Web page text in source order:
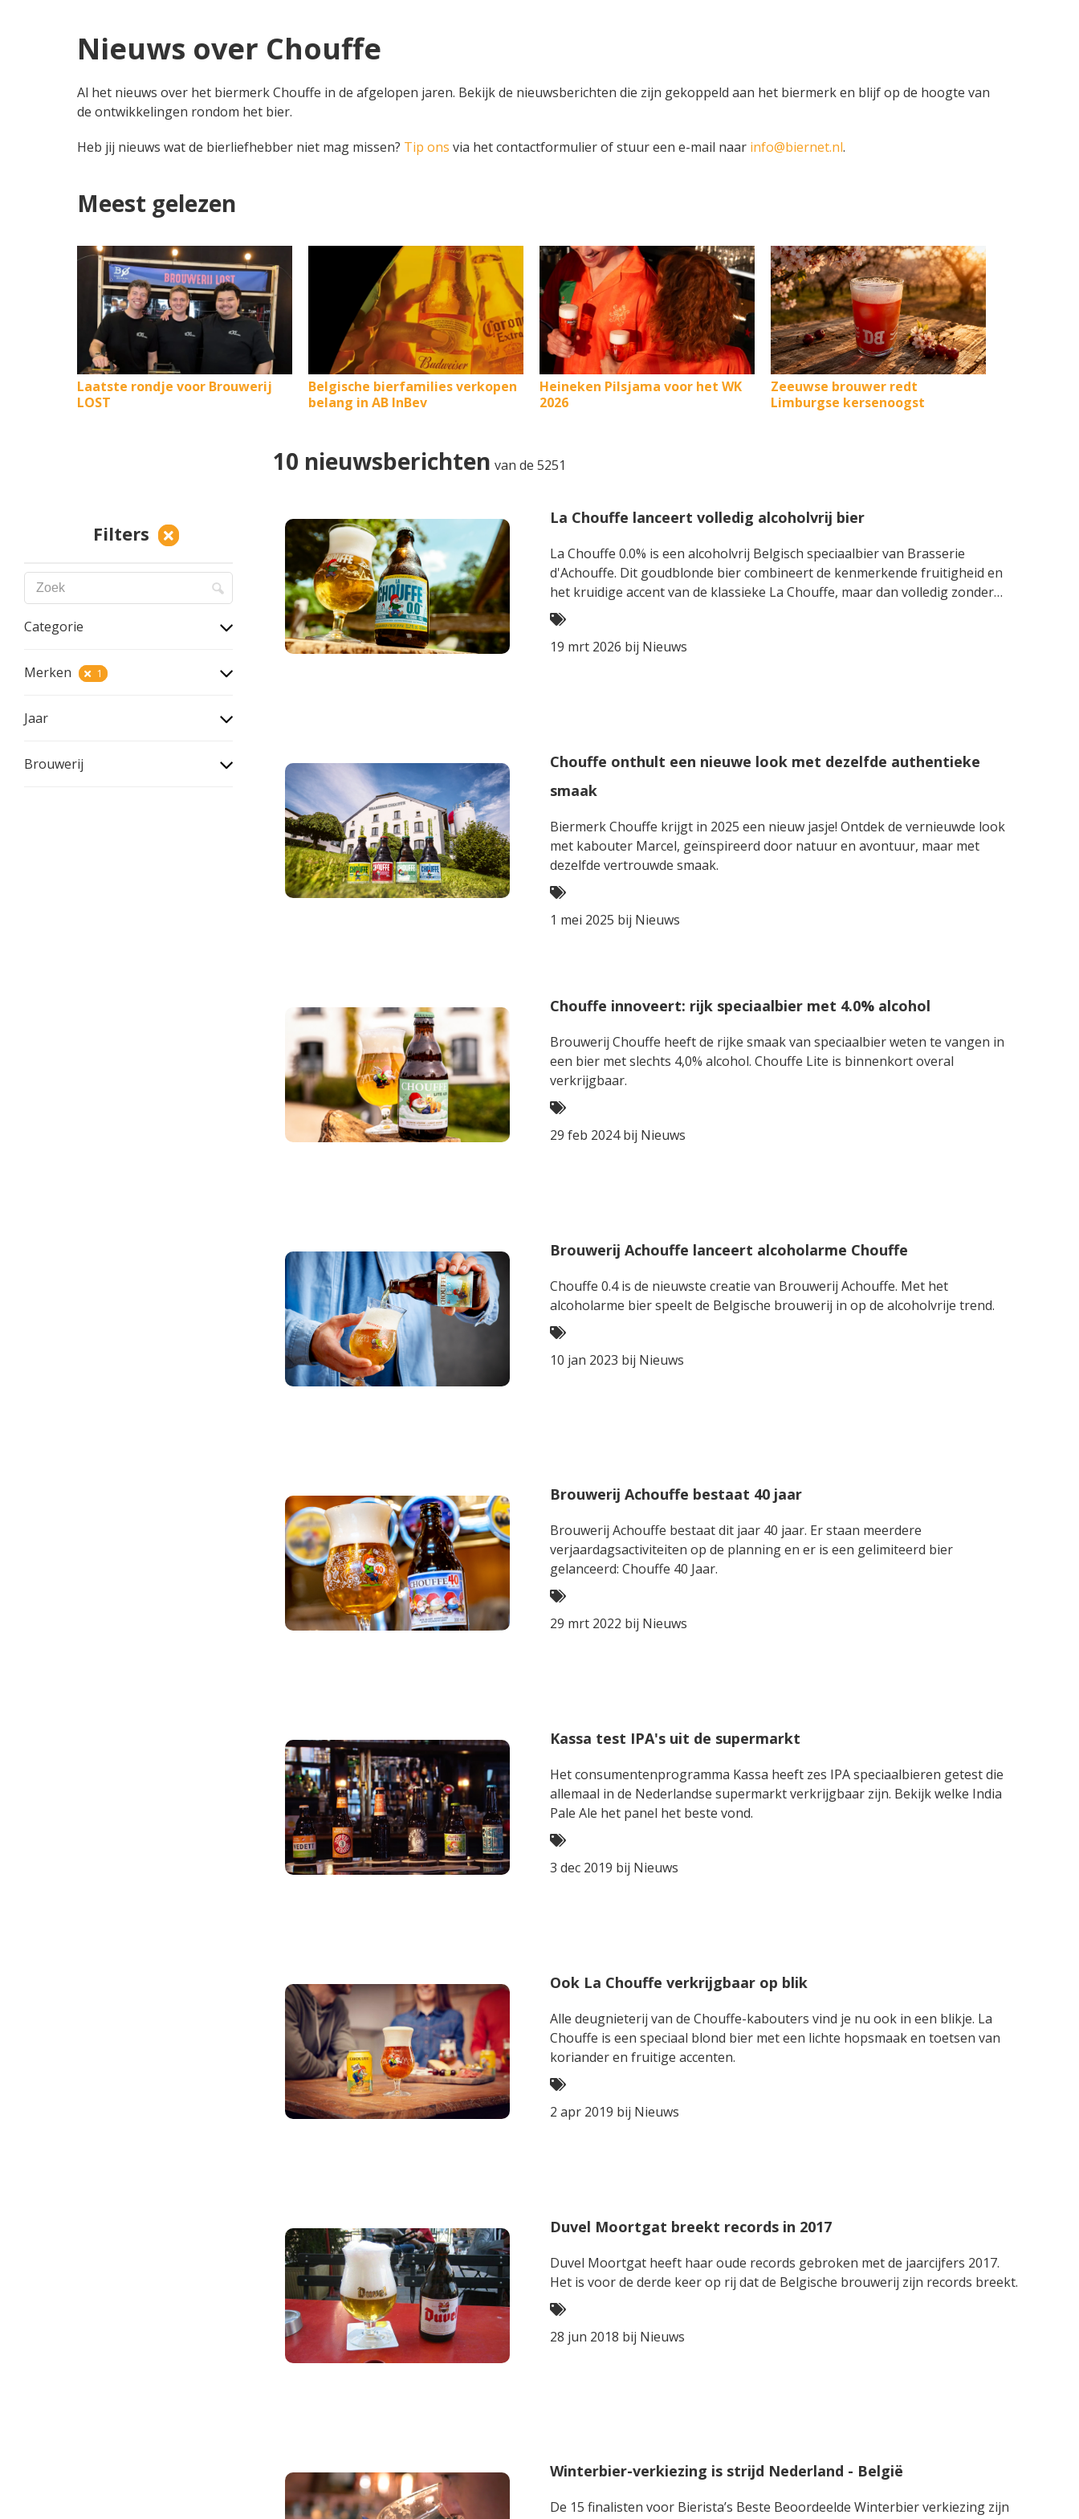
Nieuws over Chouffe
Al het nieuws over het biermerk Chouffe in de afgelopen jaren. Bekijk de nieuwsberichten die zijn gekoppeld aan het biermerk en blijf op de hoogte van
de ontwikkelingen rondom het bier.
Heb jij nieuws wat de bierliefhebber niet mag missen? Tip ons via het contactformulier of stuur een e-mail naar info@biernet.nl.
Meest gelezen
Laatste rondje voor Brouwerij
LOST
Belgische bierfamilies verkopen
belang in AB InBev
Heineken Pilsjama voor het WK
2026
Zeeuwse brouwer redt
Limburgse kersenoogst
Filters
Categorie
Merken 1
Jaar
Brouwerij
10 nieuwsberichten van de 5251
La Chouffe lanceert volledig alcoholvrij bier
La Chouffe 0.0% is een alcoholvrij Belgisch speciaalbier van Brasserie
d'Achouffe. Dit goudblonde bier combineert de kenmerkende fruitigheid en
het kruidige accent van de klassieke La Chouffe, maar dan volledig zonder
alcohol. Fris, verfrissend en met een zachte bitterheid die alles in balans
brengt.
19 mrt 2026 bij Nieuws
Chouffe onthult een nieuwe look met dezelfde authentieke
smaak
Biermerk Chouffe krijgt in 2025 een nieuw jasje! Ontdek de vernieuwde look
met kabouter Marcel, geïnspireerd door natuur en avontuur, maar met
dezelfde vertrouwde smaak.
1 mei 2025 bij Nieuws
Chouffe innoveert: rijk speciaalbier met 4.0% alcohol
Brouwerij Chouffe heeft de rijke smaak van speciaalbier weten te vangen in
een bier met slechts 4,0% alcohol. Chouffe Lite is binnenkort overal
verkrijgbaar.
29 feb 2024 bij Nieuws
Brouwerij Achouffe lanceert alcoholarme Chouffe
Chouffe 0.4 is de nieuwste creatie van Brouwerij Achouffe. Met het
alcoholarme bier speelt de Belgische brouwerij in op de alcoholvrije trend.
10 jan 2023 bij Nieuws
Brouwerij Achouffe bestaat 40 jaar
Brouwerij Achouffe bestaat dit jaar 40 jaar. Er staan meerdere
verjaardagsactiviteiten op de planning en er is een gelimiteerd bier
gelanceerd: Chouffe 40 Jaar.
29 mrt 2022 bij Nieuws
Kassa test IPA's uit de supermarkt
Het consumentenprogramma Kassa heeft zes IPA speciaalbieren getest die
allemaal in de Nederlandse supermarkt verkrijgbaar zijn. Bekijk welke India
Pale Ale het panel het beste vond.
3 dec 2019 bij Nieuws
Ook La Chouffe verkrijgbaar op blik
Alle deugnieterij van de Chouffe-kabouters vind je nu ook in een blikje. La
Chouffe is een speciaal blond bier met een lichte hopsmaak en toetsen van
koriander en fruitige accenten.
2 apr 2019 bij Nieuws
Duvel Moortgat breekt records in 2017
Duvel Moortgat heeft haar oude records gebroken met de jaarcijfers 2017.
Het is voor de derde keer op rij dat de Belgische brouwerij zijn records breekt.
28 jun 2018 bij Nieuws
Winterbier-verkiezing is strijd Nederland - België
De 15 finalisten voor Bierista’s Beste Beoordeelde Winterbier verkiezing zijn